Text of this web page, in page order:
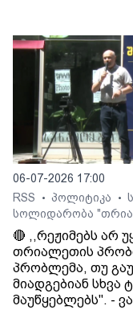
06-07-2026 17:00
RSS
• პოლიტიკა •
სოლიდარობა
🔴 ,,რეჟიმებს არ
თრიალეთის
პრობლემა, თუ
მიადგებიან სხვა
მაუწყებლებს". -